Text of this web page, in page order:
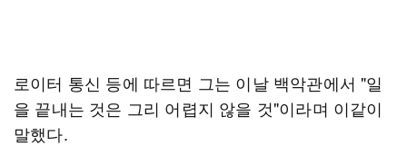
로이터 통신 등에 따르면 그는 이날 백악관에서 "일
을 끝내는 것은 그리 어렵지 않을 것"이라며 이같이
말했다.